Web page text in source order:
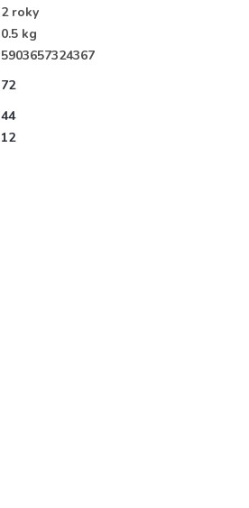
2 roky
0.5 kg
5903657324367
72
44
12